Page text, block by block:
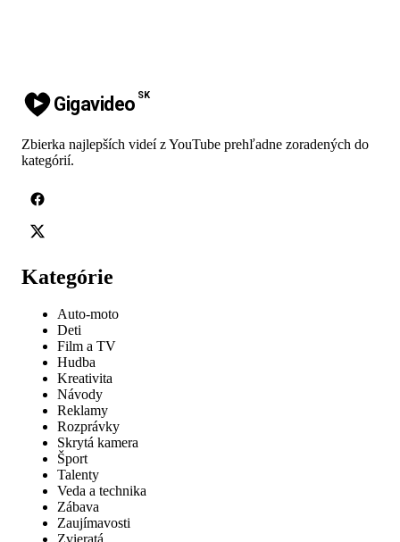
Gigavideo SK
Zbierka najlepších videí z YouTube prehľadne zoradených do
kategórií.
Kategórie
Auto-moto
Deti
Film a TV
Hudba
Kreativita
Návody
Reklamy
Rozprávky
Skrytá kamera
Šport
Talenty
Veda a technika
Zábava
Zaujímavosti